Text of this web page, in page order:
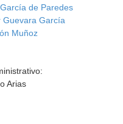
de Paredes
Guevara García
Muñoz
Arias